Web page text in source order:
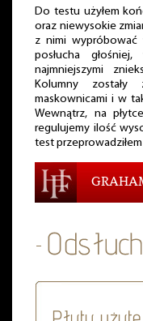
Do testu użyłem
oraz niewysokie
z nimi wypróbować
posłucha
najmniejszymi
Kolumny
maskownicami i w
Wewnątrz, na
regulujemy ilość
test przeprowadziłem